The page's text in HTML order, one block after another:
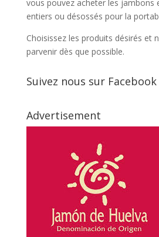
vous pouvez acheter les jambons
entiers ou désossés pour la
Choisissez les produits désirés et
parvenir dès que possible.
Suivez nous sur Facebook
Advertisement